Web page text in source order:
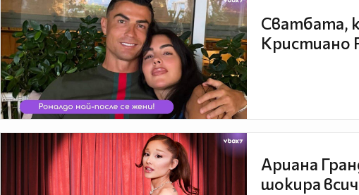
Сватбата,
Кристиано
Ариана
шокира